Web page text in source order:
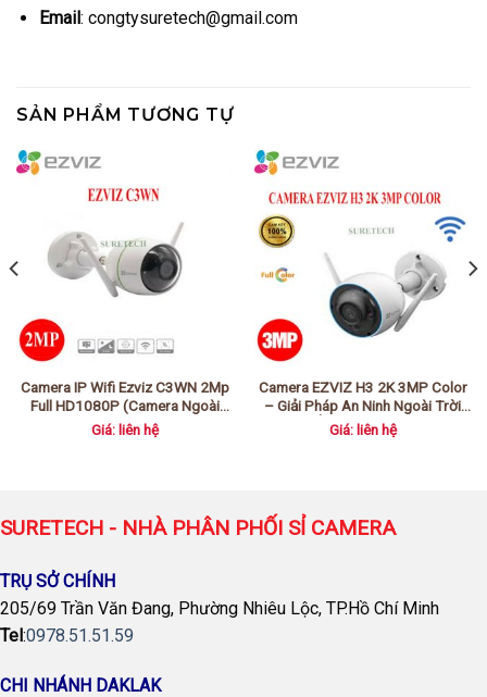
Email: congtysuretech@gmail.com
SẢN PHẨM TƯƠNG TỰ
Camera IP Wifi Ezviz C3WN 2Mp
Full HD1080P (Camera Ngoài
Trời)
Giá: liên hệ
Camera EZVIZ H3 2K 3MP Color
– Giải Pháp An Ninh Ngoài Trời
Với Hình Ảnh Màu Ban Đêm Vượt
Giá: liên hệ
SURETECH - NHÀ PHÂN PHỐI SỈ CAMERA
TRỤ SỞ CHÍNH
205/69 Trần Văn Đang, Phường Nhiêu Lộc, TP.Hồ Chí Minh
Tel:0978.51.51.59
CHI NHÁNH DAKLAK